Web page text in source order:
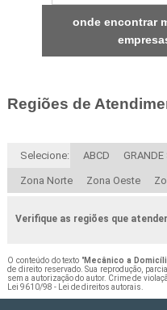
onde encontrar
Regiões de
Selecione: ABCD GRANDE
Zona Norte Zona Oeste
Verifique as regiões que
O conteúdo do texto "Mecânico a
de direito reservado. Sua reprodução,
sem a autorização do autor. Crime de
Lei 9610/98 - Lei de direitos autorais.